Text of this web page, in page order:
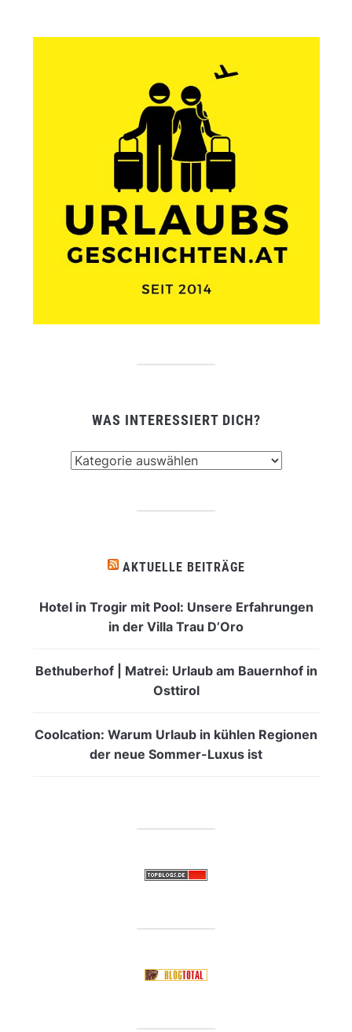
WAS INTERESSIERT DICH?
AKTUELLE BEITRÄGE
Hotel in Trogir mit Pool: Unsere Erfahrungen
in der Villa Trau D’Oro
Bethuberhof | Matrei: Urlaub am Bauernhof in
Osttirol
Coolcation: Warum Urlaub in kühlen Regionen
der neue Sommer-Luxus ist